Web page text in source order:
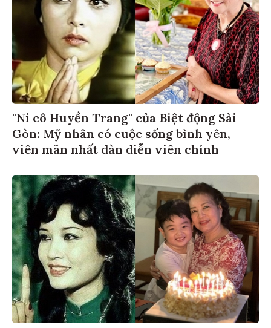
"Ni cô Huyền Trang" của Biệt động Sài
Gòn: Mỹ nhân có cuộc sống bình yên,
viên mãn nhất dàn diễn viên chính